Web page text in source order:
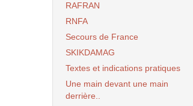
RAFRAN
RNFA
Secours de France
SKIKDAMAG
Textes et indications pratiques
Une main devant une main
derrière..